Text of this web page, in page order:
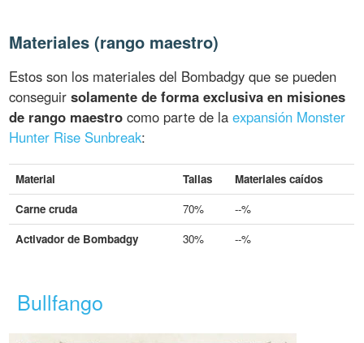
Materiales (rango maestro)
Estos son los materiales del Bombadgy que se pueden
conseguirsolamente de forma exclusiva en misiones
de rango maestro como parte de laexpansión Monster
Hunter Rise Sunbreak:
Material Tallas
Materiales caídos
Carne cruda
70%
--%
Activador de Bombadgy
30% --%
Bullfango